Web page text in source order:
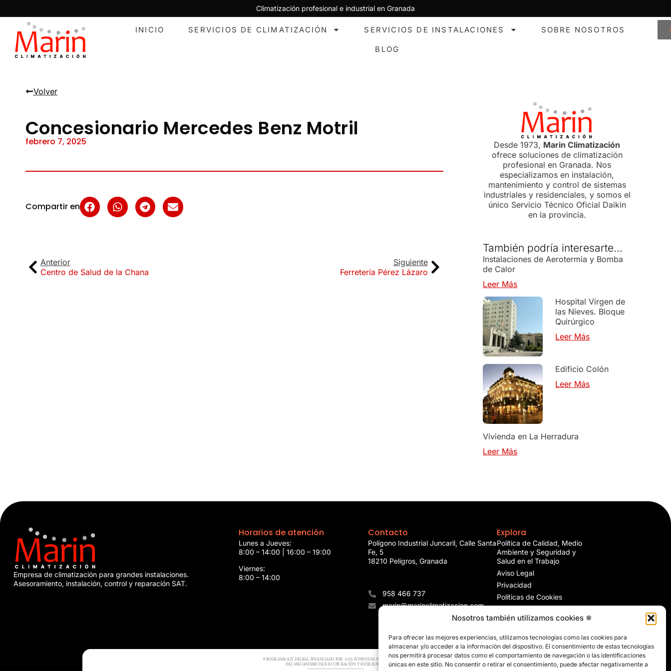
Nosotros también utilizamos cookies ❄
Para ofrecer las mejores experiencias, utilizamos tecnologías como las cookies para
almacenar y/o acceder a la información del dispositivo. El consentimiento de estas tecnologías
nos permitirá procesar datos como el comportamiento de navegación o las identificaciones
únicas en este sitio. No consentir o retirar el consentimiento, puede afectar negativamente a
Climatización profesional e industrial en Granada
INICIO SERVICIOS DE CLIMATIZACIÓN SERVICIOS DE INSTALACIONES SOBRE NOSOTROS
BLOG
Volver
Concesionario Mercedes Benz Motril
febrero 7, 2025
Compartir en
Anterior
Centro de Salud de la Chana
Siguiente
Ferretería Pérez Lázaro
Desde 1973, Marin Climatización
ofrece soluciones de climatización
profesional en Granada. Nos
especializamos en instalación,
mantenimiento y control de sistemas
industriales y residenciales, y somos el
único Servicio Técnico Oficial Daikin
en la provincia.
También podría interesarte...
Instalaciones de Aerotermia y Bomba
de Calor
Leer Más
Hospital Virgen de
las Nieves. Bloque
Quirúrgico
Leer Más
Edificio Colón
Leer Más
Vivienda en La Herradura
Leer Más
Empresa de climatización para grandes instalaciones.
Asesoramiento, instalación, control y reparación SAT.
Horarios de atención
Lunes a Jueves:
8:00 – 14:00 | 16:00 – 19:00
Viernes:
8:00 – 14:00
Contacto
Polígono Industrial Juncaril, Calle Santa
Fe, 5
18210 Peligros, Granada
958 466 737
marin@marinclimatizacion.com
Explora
Política de Calidad, Medio
Ambiente y Seguridad y
Salud en el Trabajo
Aviso Legal
Privacidad
Políticas de Cookies